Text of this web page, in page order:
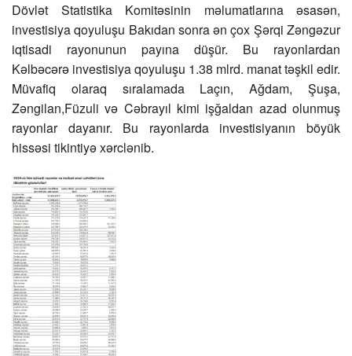
Dövlət Statistika Komitəsinin məlumatlarına əsasən,
investisiya qoyuluşu Bakıdan sonra ən çox Şərqi Zəngəzur
iqtisadi rayonunun payına düşür. Bu rayonlardan
Kəlbəcərə investisiya qoyuluşu 1.38 mlrd. manat təşkil edir.
Müvafiq olaraq sıralamada Laçın, Ağdam, Şuşa,
Zəngilan,Füzuli və Cəbrayıl kimi işğaldan azad olunmuş
rayonlar dayanır. Bu rayonlarda investisiyanın böyük
hissəsi tikintiyə xərclənib.